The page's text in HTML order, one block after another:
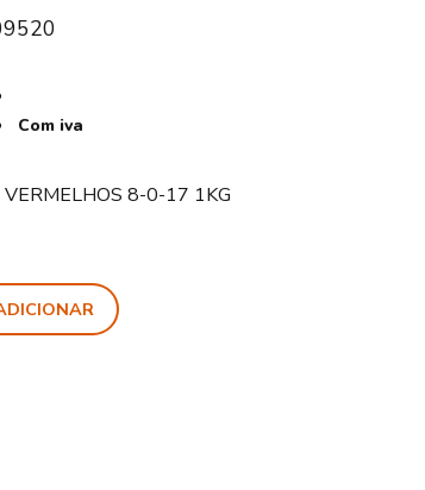
Com iva
VERMELHOS 8-0-17 1KG